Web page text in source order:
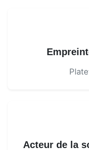
Acteur de la